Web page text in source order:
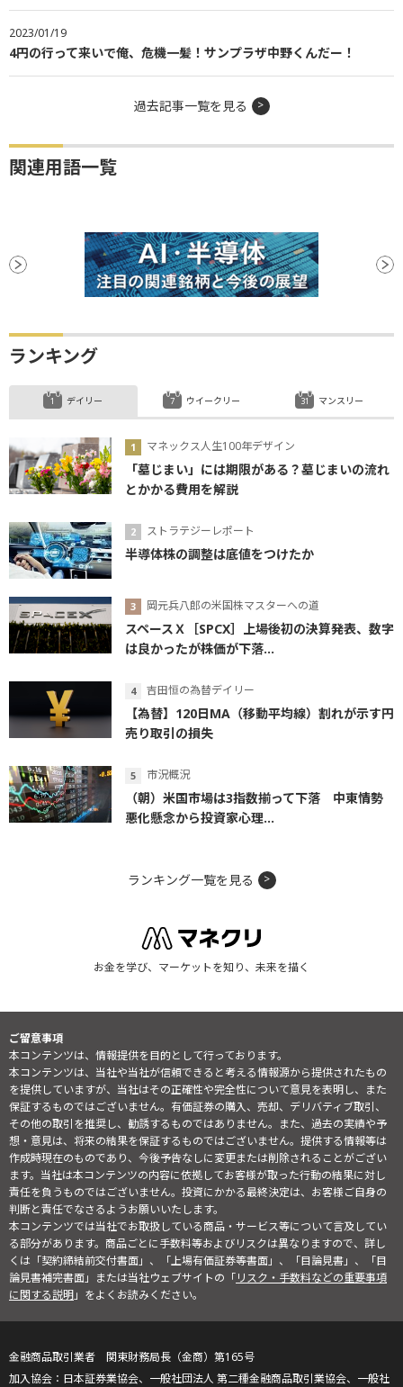
2023/01/19
4円の行って来いで俺、危機一髪！サンプラザ中野くんだー！
過去記事一覧を見る
関連用語一覧
ランキング
デイリー
マネックス人生100年デザイン
「墓じまい」には期限がある？墓じまいの流れ
とかかる費用を解説
ストラテジーレポート
半導体株の調整は底値をつけたか
岡元兵八郎の米国株マスターへの道
スペースＸ［SPCX］上場後初の決算発表、数字
は良かったが株価が下落...
吉田恒の為替デイリー
【為替】120日MA（移動平均線）割れが示す円
売り取引の損失
市況概況
（朝）米国市場は3指数揃って下落 中東情勢
悪化懸念から投資家心理...
ウイークリー マンスリー
ランキング一覧を見る
お金を学び、マーケットを知り、未来を描く
ご留意事項
本コンテンツは、情報提供を目的として行っております。
本コンテンツは、当社や当社が信頼できると考える情報源から提供されたもの
を提供していますが、当社はその正確性や完全性について意見を表明し、また
保証するものではございません。有価証券の購入、売却、デリバティブ取引、
その他の取引を推奨し、勧誘するものではありません。また、過去の実績や予
想・意見は、将来の結果を保証するものではございません。提供する情報等は
作成時現在のものであり、今後予告なしに変更または削除されることがござい
ます。当社は本コンテンツの内容に依拠してお客様が取った行動の結果に対し
責任を負うものではございません。投資にかかる最終決定は、お客様ご自身の
判断と責任でなさるようお願いいたします。
本コンテンツでは当社でお取扱している商品・サービス等について言及してい
る部分があります。商品ごとに手数料等およびリスクは異なりますので、詳し
くは「契約締結前交付書面」、「上場有価証券等書面」、「目論見書」、「目
論見書補完書面」または当社ウェブサイトの「リスク・手数料などの重要事項
に関する説明」をよくお読みください。
金融商品取引業者 関東財務局長（金商）第165号
日本証券業協会、一般社団法人 第二種金融商品取引業協会、一般社